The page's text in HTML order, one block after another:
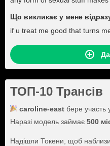
Що викликає у мене
if u treat me good that turns
ТОП-10 Трансів
caroline-east бере участь
Наразі модель займає 500
Надішли Токени, щоб